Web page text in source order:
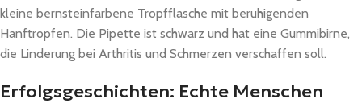
Erfolgsgeschichten: Echte Menschen